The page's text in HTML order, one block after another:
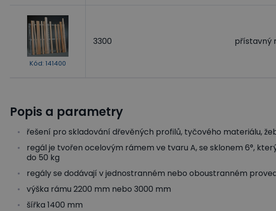
Kód: 141400
3300 přístavný
Popis a parametry
řešení pro skladování dřevěných profilů, tyčového materiálu,
regál je tvořen ocelovým rámem ve tvaru A, se sklonem 6°,
do 50 kg
regály se dodávají v jednostranném nebo oboustranném
výška rámu 2200 mm nebo 3000 mm
šířka 1400 mm